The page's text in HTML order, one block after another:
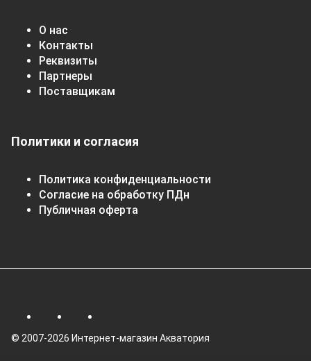
О нас
Контакты
Реквизиты
Партнеры
Поставщикам
Политики и согласия
Политика конфиденциальности
Согласие на обработку ПДн
Публичная оферта
© 2007-2026 Интернет-магазин Акватория